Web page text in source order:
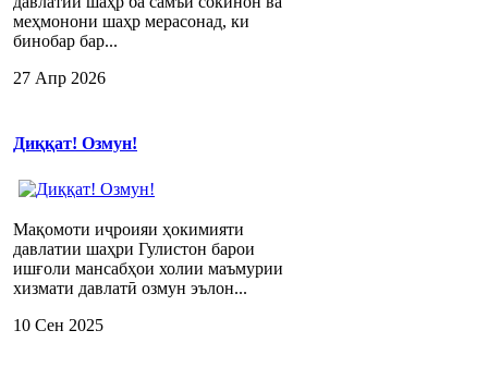
меҳмонони шаҳр мерасонад, ки
бинобар бар...
27 Апр 2026
Диққат! Озмун!
Мақомоти иҷроияи ҳокимияти
давлатии шаҳри Гулистон барои
ишғоли мансабҳои холии маъмурии
хизмати давлатӣ озмун эълон...
10 Сен 2025